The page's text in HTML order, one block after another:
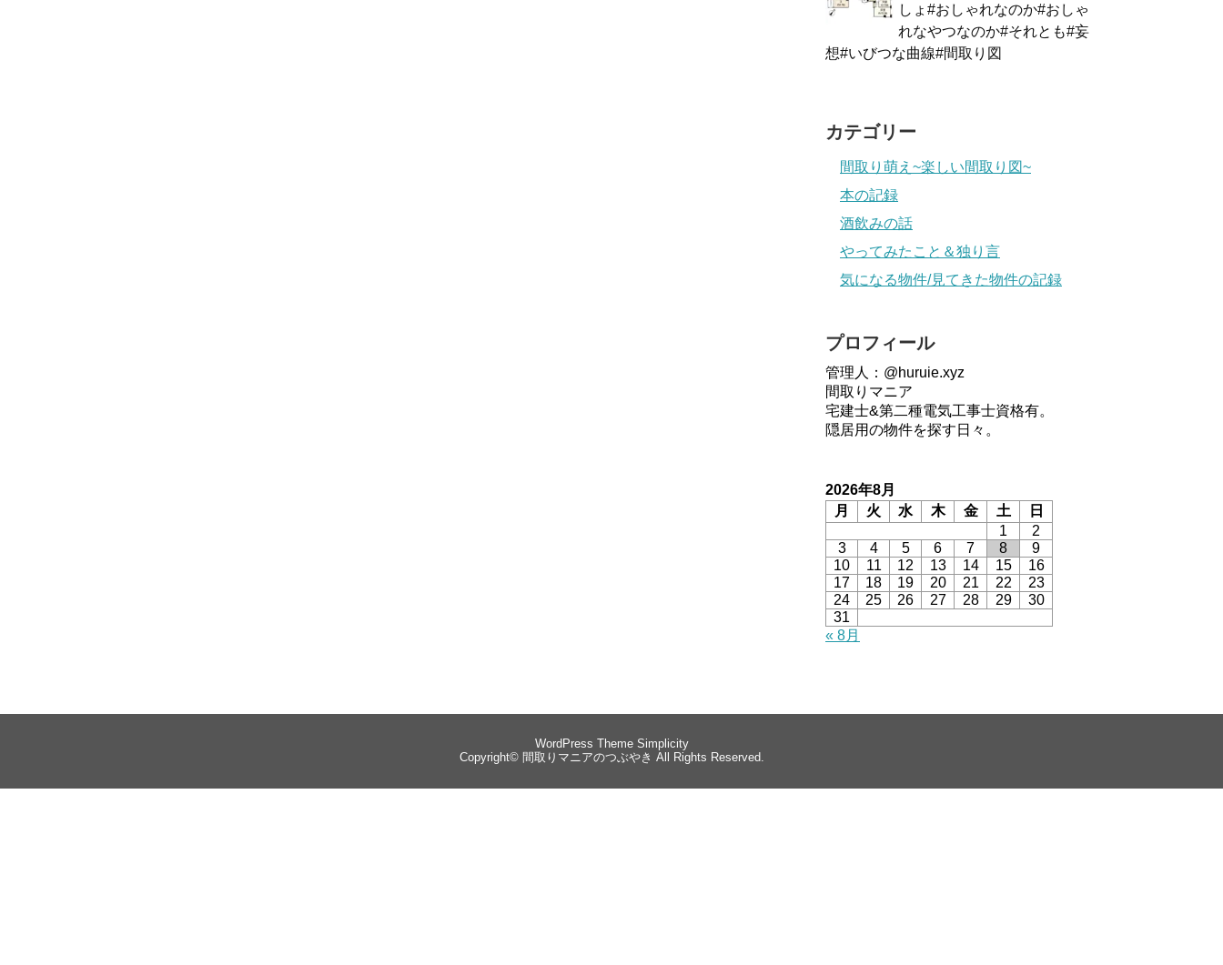
しょ#おしゃれなのか#おしゃ
れなやつなのか#それとも#妄
想#いびつな曲線#間取り図
カテゴリー
間取り萌え~楽しい間取り図~
本の記録
酒飲みの話
やってみたこと＆独り言
気になる物件/見てきた物件の記録
プロフィール
管理人：@huruie.xyz
間取りマニア
宅建士&第二種電気工事士資格有。
隠居用の物件を探す日々。
2026年8月
月
火 水 木 金 土
日
1
2
3
4 5 6 7 8
9
10
11 12 13 14 15
16
17
18 19 20 21 22
23
24
25 26 27 28 29
30
31
« 8月
WordPress Theme Simplicity
Copyright© 間取りマニアのつぶやき All Rights Reserved.